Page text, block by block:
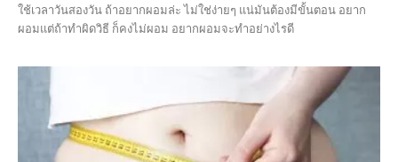
ใช้เวลาวันสองวัน ถ้าอยากผอมล่ะ ไม่ใช่ง่ายๆ แน่มันต้องมีขั้นตอน อยาก
ผอมแต่ถ้าทำผิดวิธี ก็คงไม่ผอม อยากผอมจะทำอย่างไรดี